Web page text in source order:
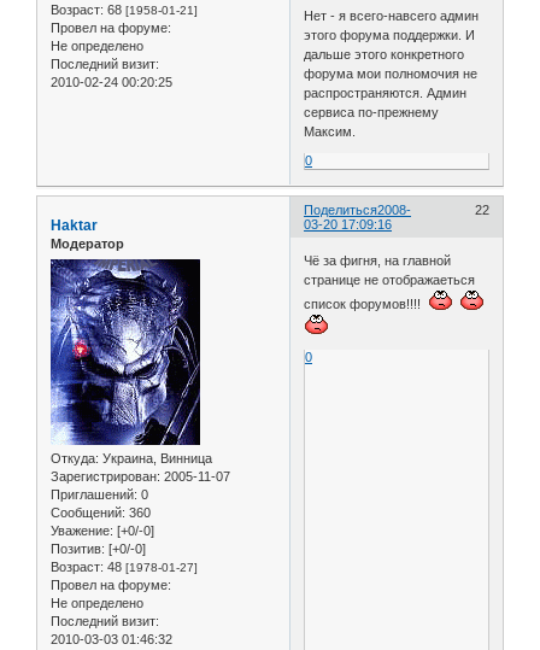
Возраст: 68 [1958-01-21]
Провел на форуме:
Не определено
Последний визит:
2010-02-24 00:20:25
Нет - я всего-навсего админ
этого форума поддержки. И
дальше этого конкретного
форума мои полномочия не
распространяются. Админ
сервиса по-прежнему
Максим.
0
Поделиться 22
2008-
03-20 17:09:16
Haktar
Модератор
Откуда: Украина, Винница
Зарегистрирован: 2005-11-07
Приглашений: 0
Сообщений: 360
Уважение: [+0/-0]
Позитив: [+0/-0]
Возраст: 48 [1978-01-27]
Провел на форуме:
Не определено
Последний визит:
2010-03-03 01:46:32
Чё за фигня, на главной
странице не отображаеться
список форумов!!!!
0